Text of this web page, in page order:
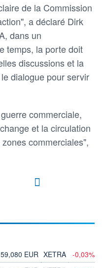
de la Commission
a déclaré Dirk
dans un
temps, la porte doit
discussions et la
dialogue pour servir
commerciale,
et la circulation
commerciales",
59,080 EUR XETRA -0,03%